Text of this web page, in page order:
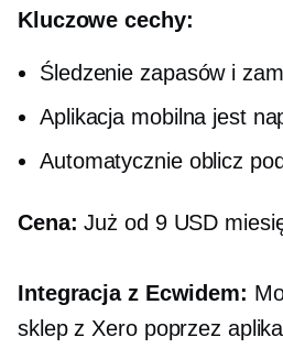
Kluczowe cechy:
Śledzenie zapasów i
Aplikacja mobilna jest
Automatycznie oblicz
Cena:Już od 9 USD
Integracja z Ecwidem:
sklep z Xero poprzez